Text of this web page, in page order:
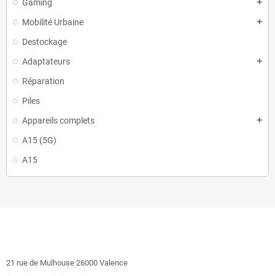
Gaming add
Mobilité Urbaine add
Destockage
Adaptateurs
add
Réparation
Piles
Appareils complets
add
A15 (5G)
A15
21 rue de Mulhouse 26000 Valence